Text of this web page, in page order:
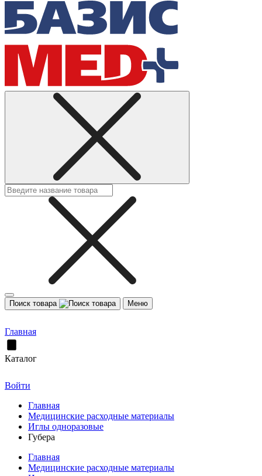
Поиск товара Меню
Главная
Каталог
Войти
Главная
Медицинские расходные материалы
Иглы одноразовые
Губера
Главная
Медицинские расходные материалы